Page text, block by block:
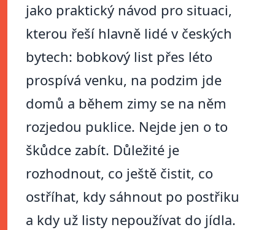
jako praktický návod pro situaci,
kterou řeší hlavně lidé v českých
bytech: bobkový list přes léto
prospívá venku, na podzim jde
domů a během zimy se na něm
rozjedou puklice. Nejde jen o to
škůdce zabít. Důležité je
rozhodnout, co ještě čistit, co
ostříhat, kdy sáhnout po postřiku
a kdy už listy nepoužívat do jídla.